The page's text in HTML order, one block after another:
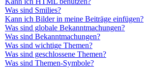
Was sind Smilies?
Kann ich Bilder in meine Beiträge einfügen?
Was sind globale Bekanntmachungen?
Was sind Bekanntmachungen?
Was sind wichtige Themen?
Was sind geschlossene Themen?
Was sind Themen-Symbole?